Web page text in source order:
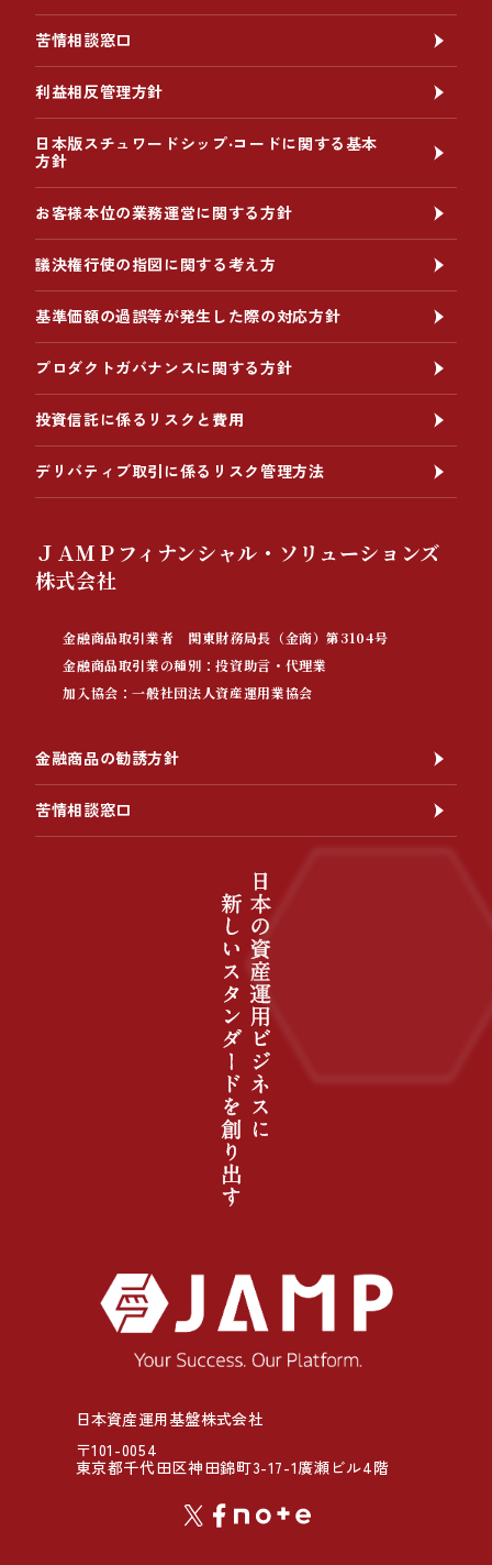
日本資産運用基盤株式会社
〒101-0054
東京都千代田区神田錦町3-17-1廣瀬ビル4階
苦情相談窓口
利益相反管理方針
日本版スチュワードシップ‧コードに関する基本
方針
お客様本位の業務運営に関する方針
議決権行使の指図に関する考え方
基準価額の過誤等が発生した際の対応方針
プロダクトガバナンスに関する方針
投資信託に係るリスクと費用
デリバティブ取引に係るリスク管理方法
ＪＡＭＰフィナンシャル・ソリューションズ
株式会社
金融商品取引業者 関東財務局長（金商）第3104号
金融商品取引業の種別：投資助言・代理業
加入協会：一般社団法人資産運用業協会
金融商品の勧誘方針
苦情相談窓口